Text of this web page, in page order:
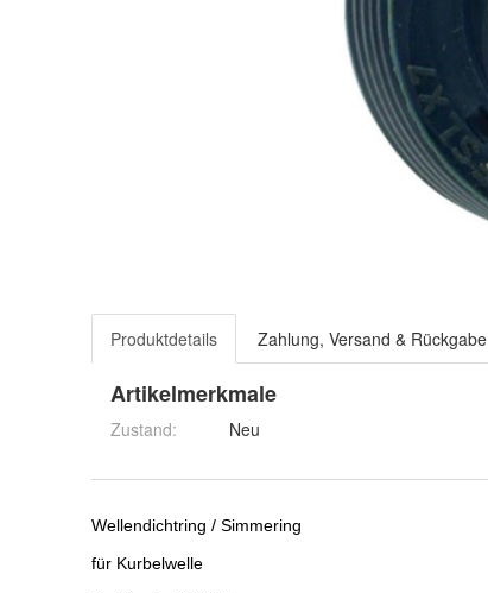
Produktdetails Zahlung, Versand & Rückgabe
Artikelmerkmale
Zustand: Neu